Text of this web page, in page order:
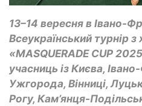
13–14 вересня в Івано-
Всеукраїнський турнір
«MASQUERADE CUP
учасниць із Києва,
Ужгорода, Вінниці,
Рогу, Кам’янця-